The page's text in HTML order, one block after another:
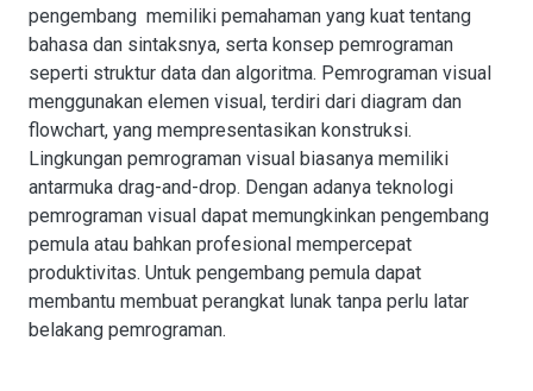
pengembang memiliki pemahaman yang kuat tentang
bahasa dan sintaksnya, serta konsep pemrograman
seperti struktur data dan algoritma. Pemrograman visual
menggunakan elemen visual, terdiri dari diagram dan
flowchart, yang mempresentasikan konstruksi.
Lingkungan pemrograman visual biasanya memiliki
antarmuka drag-and-drop. Dengan adanya teknologi
pemrograman visual dapat memungkinkan pengembang
pemula atau bahkan profesional mempercepat
produktivitas. Untuk pengembang pemula dapat
membantu membuat perangkat lunak tanpa perlu latar
belakang pemrograman.